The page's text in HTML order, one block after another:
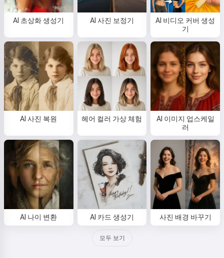
AI 초상화 생성기 AI 사진 보정기
AI 비디오 커버 생성
기
AI 사진 복원 헤어 컬러 가상 체험
AI 이미지 업스케일
러
AI 나이 변환 AI 카드 생성기 사진 배경 바꾸기
모두 보기